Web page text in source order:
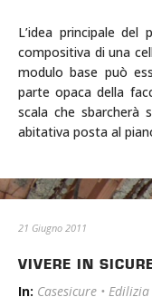
L’idea principale
compositiva di una
modulo base può
parte opaca della
scala che sbarcherà
abitativa posta al
21 Giugno 2011
VIVERE IN
In: Casesicure •